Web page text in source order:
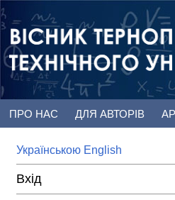
ПРО НАС ДЛЯ АВТОРІВ
Українською English
Вхід